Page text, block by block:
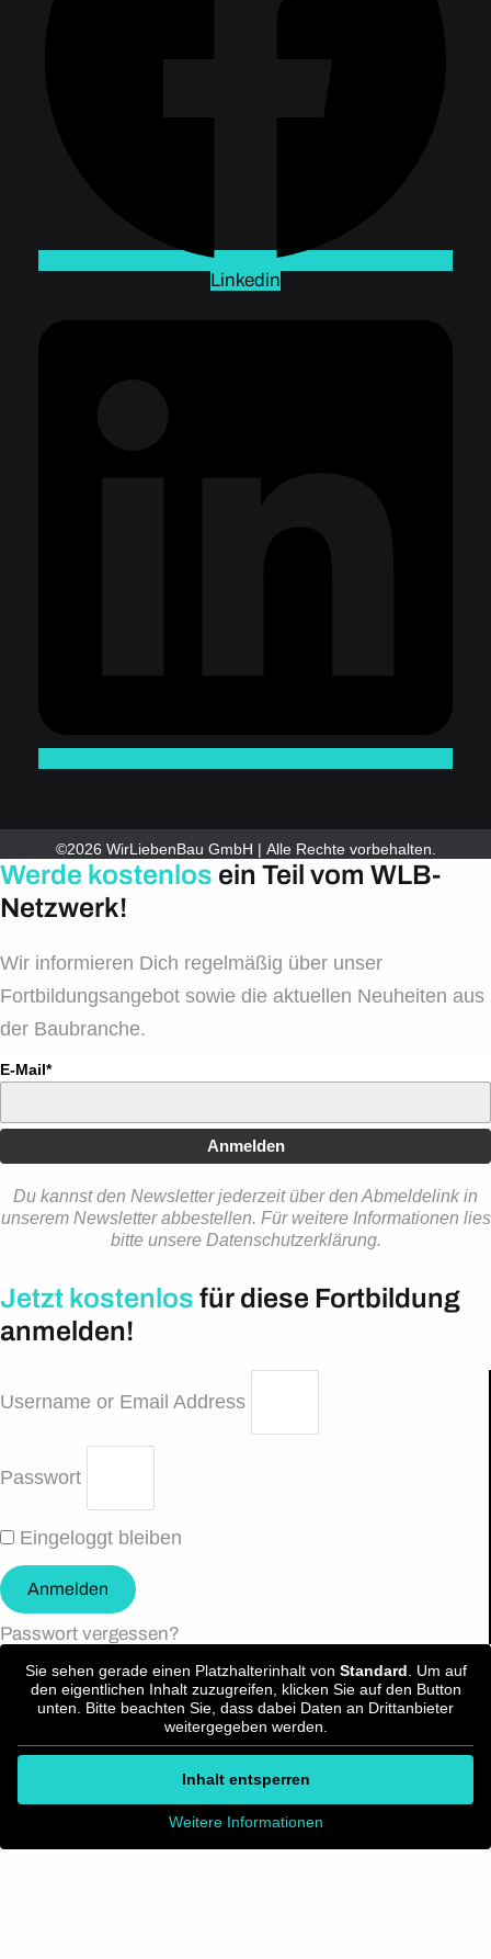
Linkedin
©2026 WirLiebenBau GmbH | Alle Rechte vorbehalten.
Werde kostenlos ein Teil vom WLB-
Netzwerk!
Wir informieren Dich regelmäßig über unser
Fortbildungsangebot sowie die aktuellen Neuheiten aus
der Baubranche.
E-Mail*
Anmelden
Du kannst den Newsletter jederzeit über den Abmeldelink in
unserem Newsletter abbestellen. Für weitere Informationen lies
bitte unsere Datenschutzerklärung.
Jetzt kostenlos für diese Fortbildung
anmelden!
Username or Email Address
Passwort
Eingeloggt bleiben
Anmelden
Passwort vergessen?
Sie sehen gerade einen Platzhalterinhalt von Standard . Um auf
den eigentlichen Inhalt zuzugreifen, klicken Sie auf den Button
unten. Bitte beachten Sie, dass dabei Daten an Drittanbieter
weitergegeben werden.
Inhalt entsperren
Weitere Informationen